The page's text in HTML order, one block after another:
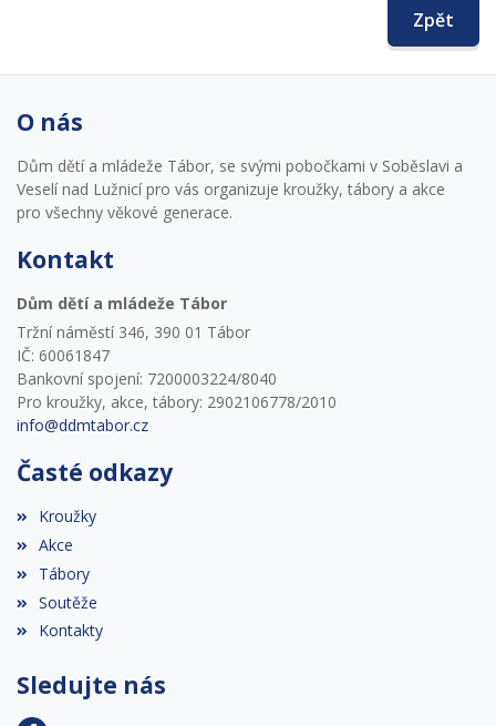
Zpět
O nás
Dům dětí a mládeže Tábor, se svými pobočkami v Soběslavi a
Veselí nad Lužnicí pro vás organizuje kroužky, tábory a akce
pro všechny věkové generace.
Kontakt
Dům dětí a mládeže Tábor
Tržní náměstí 346, 390 01 Tábor
IČ: 60061847
Bankovní spojení: 7200003224/8040
Pro kroužky, akce, tábory: 2902106778/2010
info@ddmtabor.cz
Časté odkazy
Kroužky
Akce
Tábory
Soutěže
Kontakty
Sledujte nás